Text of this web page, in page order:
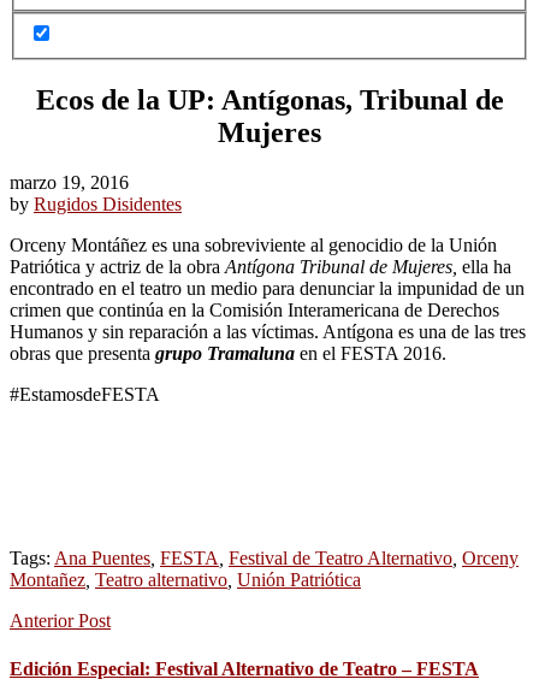
Ecos de la UP: Antígonas, Tribunal de
Mujeres
marzo 19, 2016
by Rugidos Disidentes
Orceny Montáñez es una sobreviviente al genocidio de la Unión
Patriótica y actriz de la obraAntígona Tribunal de Mujeres, ella ha
encontrado en el teatro un medio para denunciar la impunidad de un
crimen que continúa en la Comisión Interamericana de Derechos
Humanos y sin reparación a las víctimas. Antígona es una de las tres
obras que presenta grupo Tramaluna en el FESTA 2016.
#EstamosdeFESTA
Tags: Ana Puentes, FESTA, Festival de Teatro Alternativo, Orceny
Montañez, Teatro alternativo, Unión Patriótica
Anterior Post
Edición Especial: Festival Alternativo de Teatro – FESTA